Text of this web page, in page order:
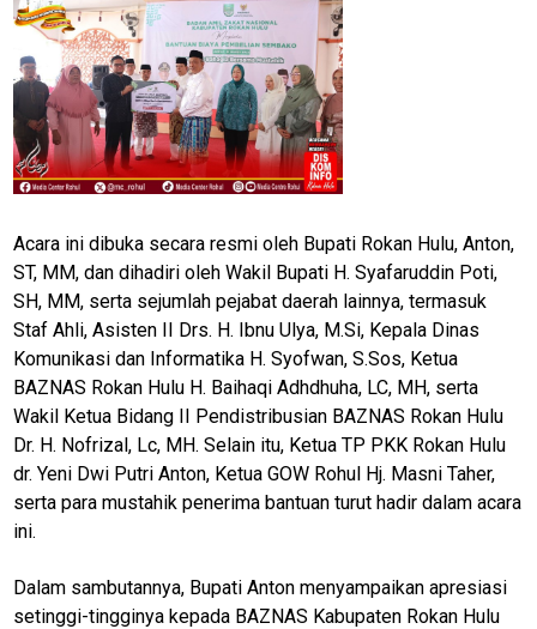
Acara ini dibuka secara resmi oleh Bupati Rokan Hulu, Anton,
ST, MM, dan dihadiri oleh Wakil Bupati H. Syafaruddin Poti,
SH, MM, serta sejumlah pejabat daerah lainnya, termasuk
Staf Ahli, Asisten II Drs. H. Ibnu Ulya, M.Si, Kepala Dinas
Komunikasi dan Informatika H. Syofwan, S.Sos, Ketua
BAZNAS Rokan Hulu H. Baihaqi Adhdhuha, LC, MH, serta
Wakil Ketua Bidang II Pendistribusian BAZNAS Rokan Hulu
Dr. H. Nofrizal, Lc, MH. Selain itu, Ketua TP PKK Rokan Hulu
dr. Yeni Dwi Putri Anton, Ketua GOW Rohul Hj. Masni Taher,
serta para mustahik penerima bantuan turut hadir dalam acara
ini.
Dalam sambutannya, Bupati Anton menyampaikan apresiasi
setinggi-tingginya kepada BAZNAS Kabupaten Rokan Hulu